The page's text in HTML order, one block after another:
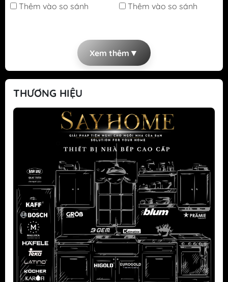
Thêm vào so sánh Thêm vào so sánh
Xem thêm ▼
THƯƠNG HIỆU